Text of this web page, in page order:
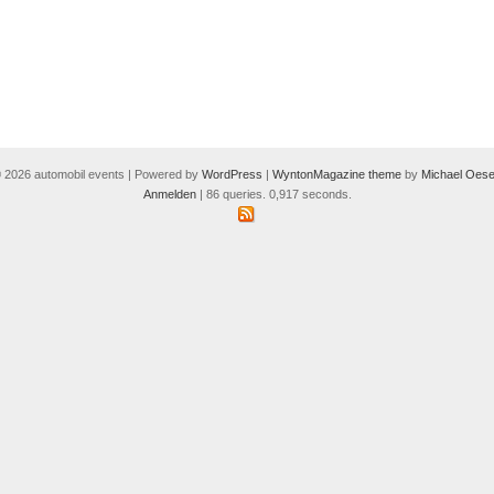
2026 automobil events | Powered by WordPress | WyntonMagazine theme by Michael
Anmelden| 86 queries. 0,917 seconds.